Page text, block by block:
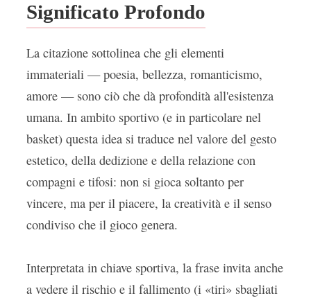
Significato Profondo
La citazione sottolinea che gli elementi
immateriali — poesia, bellezza, romanticismo,
amore — sono ciò che dà profondità all'esistenza
umana. In ambito sportivo (e in particolare nel
basket) questa idea si traduce nel valore del gesto
estetico, della dedizione e della relazione con
compagni e tifosi: non si gioca soltanto per
vincere, ma per il piacere, la creatività e il senso
condiviso che il gioco genera.
Interpretata in chiave sportiva, la frase invita anche
a vedere il rischio e il fallimento (i «tiri» sbagliati